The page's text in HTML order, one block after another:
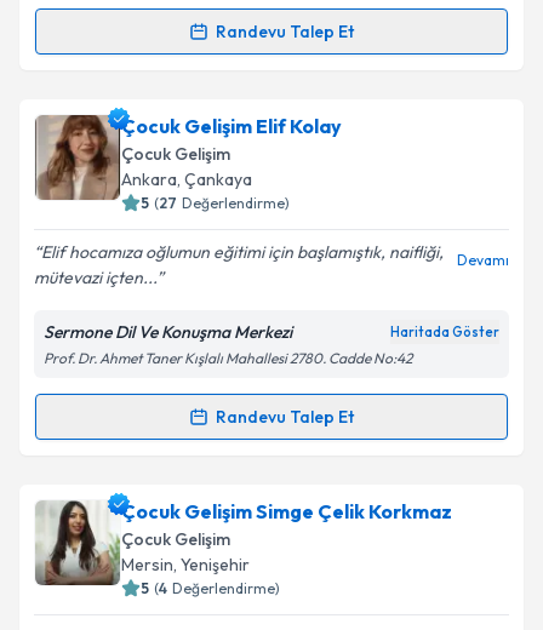
Kişisel verilerimin işlenmesine ilişkinAydınlatma
'ni okudum ve kişisel verilerimin belirtilen
kapsamda işlenmesini kabul ediyorum.
Takvim Talebini Gönder
Randevu Talep Et
Randevu Takvimi Talebi
Çocuk Gelişim Uzmanı Dilan Miray Cüheylan
randevu takvimi talebi oluşturun. Size bu uzmandan
randevu almanız için bir takvim hazırlandığında e-
posta ile bilgilendireceğiz.
E-posta Adresiniz
Kişisel verilerimin işlenmesine ilişkinAydınlatma
Metni'ni okudum ve kişisel verilerimin belirtilen
kapsamda işlenmesini kabul ediyorum.
Çocuk Gelişim Elif Kolay
Çocuk Gelişim
Ankara, Çankaya
5 (27 Değerlendirme)
Elif hocamıza oğlumun eğitimi için başlamıştık, naifliği,
mütevazi içten...
Devamı
Sermone Dil Ve Konuşma Merkezi Haritada Göster
Prof. Dr. Ahmet Taner Kışlalı Mahallesi 2780. Cadde No:42
Randevu Talep Et
Randevu Takvimi Talebi
Çocuk Gelişim Elif Kolayiçin randevu takvimi talebi
oluşturun. Size bu uzmandan randevu almanız için bir
takvim hazırlandığında e-posta ile bilgilendireceğiz.
Çocuk Gelişim Simge Çelik Korkmaz
Çocuk Gelişim
Mersin, Yenişehir
5 (4 Değerlendirme)